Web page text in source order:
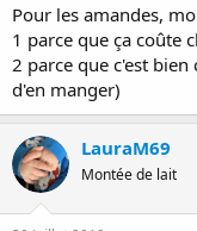
Pour les amandes,
1 parce que ça coûte
2 parce que c'est
d'en manger)
LauraM69
Montée de lait